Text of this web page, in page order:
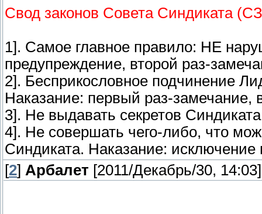
Свод законов Совета Синдиката
1]. Самое главное правило: НЕ
предупреждение, второй раз-
2]. Бесприкословное подчинение
Наказание: первый раз-замечание,
3]. Не выдавать секретов
4]. Не совершать чего-либо, что
Синдиката. Наказание: исключение
[2] Арбалет [2011/Декабрь/30, 14:03]